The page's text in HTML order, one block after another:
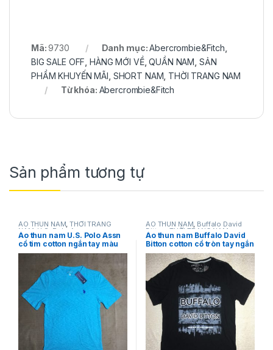
Mã:9730 Danh mục:Abercrombie&Fitch
BIG SALE OFF ,HÀNG MỚI VỀ,QUẦN NAM SẢN
PHẨM KHUYẾN MÃI SHORT NAM THỜI TRANG NAM
Từ khóa: Abercrombie&Fitch
Sản phẩm tương tự
ÁO THUN NAM,THỜI TRANG
NAM, U.S. Polo Assn
Áo thun nam U.S. Polo Assn
cổ tim cotton ngắn tay màu
xanh size L hàng mỹ chính
ÁO THUN NAM, Buffalo David
Bitton THỜI TRANG NAM
Áo thun nam Buffalo David
Bitton cotton cổ tròn tay ngắn
màu đen size S chính hãng
hàng mỹ